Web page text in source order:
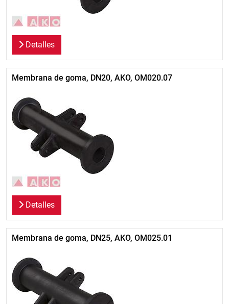
Detalles
Membrana de goma, DN20, AKO, OM020.07
Detalles
Membrana de goma, DN25, AKO, OM025.01